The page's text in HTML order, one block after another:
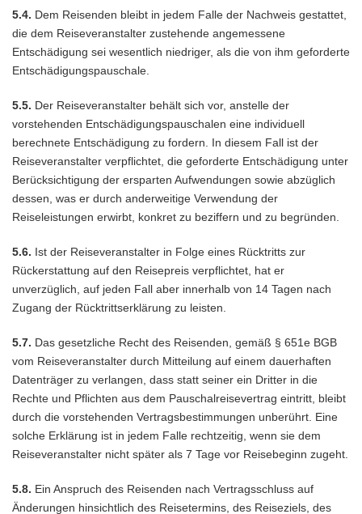
5.4. Dem Reisenden bleibt in jedem Falle der Nachweis gestattet,
die dem Reiseveranstalter zustehende angemessene
Entschädigung sei wesentlich niedriger, als die von ihm geforderte
Entschädigungspauschale.
5.5. Der Reiseveranstalter behält sich vor, anstelle der
vorstehenden Entschädigungspauschalen eine individuell
berechnete Entschädigung zu fordern. In diesem Fall ist der
Reiseveranstalter verpflichtet, die geforderte Entschädigung unter
Berücksichtigung der ersparten Aufwendungen sowie abzüglich
dessen, was er durch anderweitige Verwendung der
Reiseleistungen erwirbt, konkret zu beziffern und zu begründen.
5.6. Ist der Reiseveranstalter in Folge eines Rücktritts zur
Rückerstattung auf den Reisepreis verpflichtet, hat er
unverzüglich, auf jeden Fall aber innerhalb von 14 Tagen nach
Zugang der Rücktrittserklärung zu leisten.
5.7. Das gesetzliche Recht des Reisenden, gemäß § 651e BGB
vom Reiseveranstalter durch Mitteilung auf einem dauerhaften
Datenträger zu verlangen, dass statt seiner ein Dritter in die
Rechte und Pflichten aus dem Pauschalreisevertrag eintritt, bleibt
durch die vorstehenden Vertragsbestimmungen unberührt. Eine
solche Erklärung ist in jedem Falle rechtzeitig, wenn sie dem
Reiseveranstalter nicht später als 7 Tage vor Reisebeginn zugeht.
5.8. Ein Anspruch des Reisenden nach Vertragsschluss auf
Änderungen hinsichtlich des Reisetermins, des Reiseziels, des